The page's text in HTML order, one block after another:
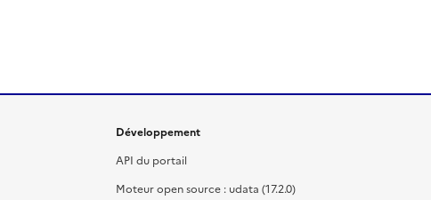
Développement
API du portail
Moteur open source : udata (17.2.0)